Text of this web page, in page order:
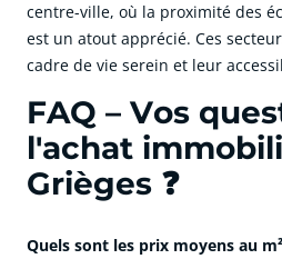
centre-ville, où la proximité des
est un atout apprécié. Ces
cadre de vie serein et leur
FAQ – Vos
l'achat
Grièges ❓
Quels sont les prix moyens au